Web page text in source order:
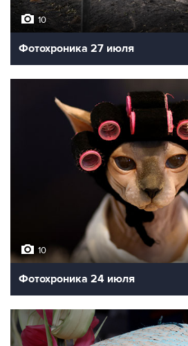
10
Фотохроника 27 июля
10
Фотохроника 24 июля